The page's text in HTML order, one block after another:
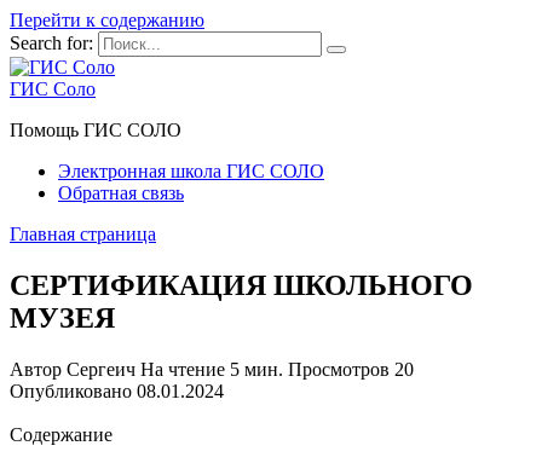
Перейти к содержанию
Search for:
ГИС Соло
Помощь ГИС СОЛО
Электронная школа ГИС СОЛО
Обратная связь
Главная страница
СЕРТИФИКАЦИЯ ШКОЛЬНОГО
МУЗЕЯ
Автор Сергеич На чтение 5 мин. Просмотров 20
Опубликовано 08.01.2024
Содержание